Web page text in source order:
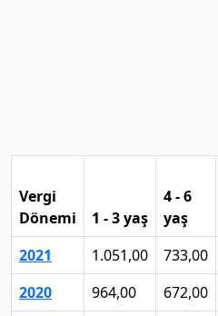
Vergi
Dönemi
1 - 3 yaş
4 - 6
yaş
2021
1.051,00 733,00
2020
964,00 672,00